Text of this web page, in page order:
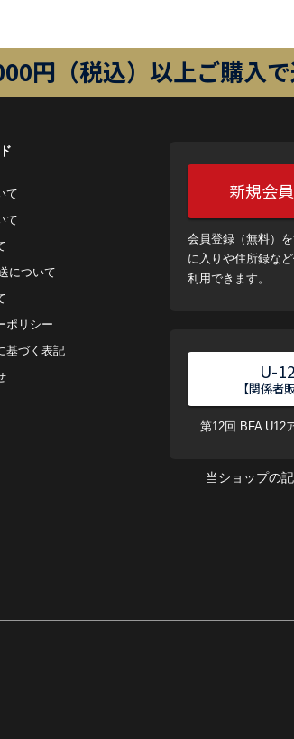
円（税込）以上ご購入
て
て
について
ポリシー
基づく表記
新規会
会員登録（無料）
に入りや住所録な
利用できます。
U-12
【関係者
第12回 BFA U12
当ショップの